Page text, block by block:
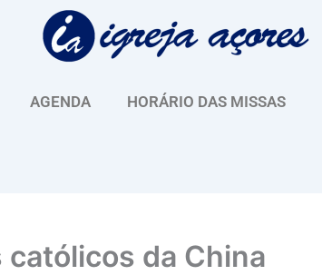
AGENDA HORÁRIO DAS MISSAS
católicos da China